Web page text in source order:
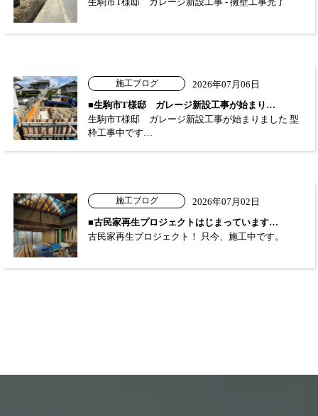
施工ブログ
2026年07月06日
■生駒市T様邸 ガレージ新設工事が始まり…
生駒市T様邸 ガレージ新設工事が始まりました 型
枠工事中です…
施工ブログ
2026年07月02日
■古民家再生プロジェクトはじまっています…
古民家再生プロジェクト！ 只今、施工中です。